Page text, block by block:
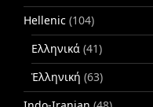
Hellenic (104)
Ελληνικά (41)
Ἑλληνική (63)